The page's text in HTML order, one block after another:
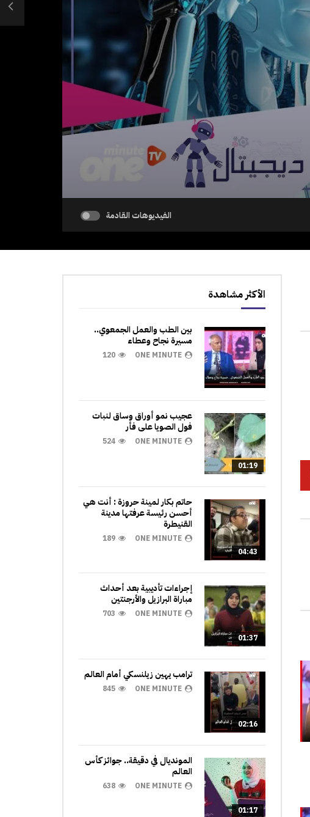
الفيديوهات القادمة
الأكثر مشاهدة
بين الطب والعمل الجمعوي..
مسيرة نجاح وعطاء
ONE MINUTE
120
01:19
عجيب نمو أوراق وساق لنبات
فول الصويا على فأر
ONE MINUTE
524
04:43
حاتم بكار لمينة حروزة : أنت هي
أحسن رئيسة عرفتها مدينة
القنيطرة
ONE MINUTE
189
01:37
إجراءات تأديبية بعد أحداث
مباراة البرازيل والأرجنتين
ONE MINUTE
703
02:16
ترامب يهين زيلنسكي أمام العالم
ONE MINUTE
845
01:17
المونديال في دقيقة.. جوائز كأس
العالم
ONE MINUTE
638